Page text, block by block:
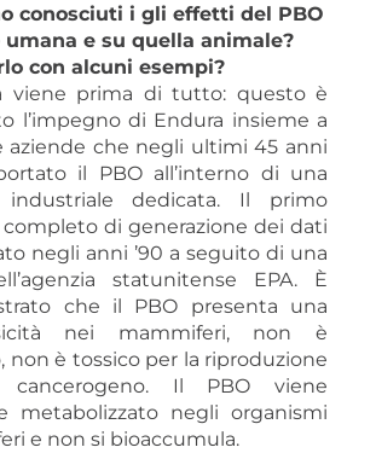
conosciuti i gli effetti del PBO
e su quella animale?
con alcuni esempi?
viene prima di tutto: questo è
l’impegno di Endura insieme a
aziende che negli ultimi 45 anni
il PBO all’interno di una
dedicata. Il primo
di generazione dei dati
negli anni ’90 a seguito di una
statunitense EPA. È
che il PBO presenta una
nei mammiferi, non è
non è tossico per la riproduzione
Il PBO viene
metabolizzato negli organismi
e non si bioaccumula.